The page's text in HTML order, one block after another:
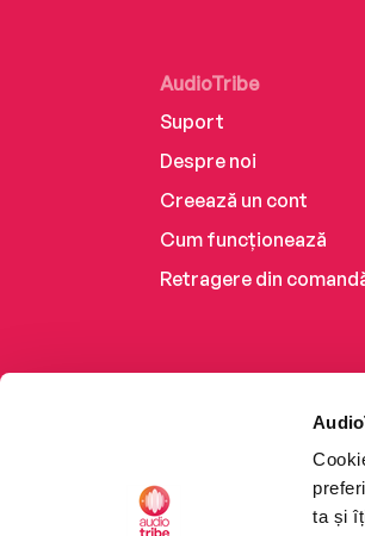
ta și
AudioTribe
Suport
Despre noi
Creează un cont
Cum funcționează
Retragere din